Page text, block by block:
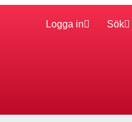
Logga in Sök